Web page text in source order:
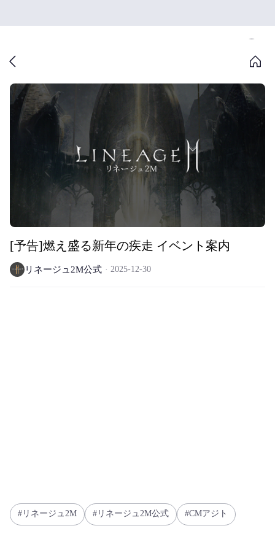
[予告]燃え盛る新年の疾走 イベント案内
リネージュ2M公式 2025-12-30
リネージュ2M リネージュ2M公式 CMアジト